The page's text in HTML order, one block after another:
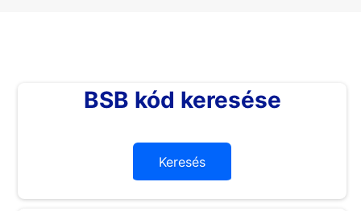
BSB kód keresése
Keresés